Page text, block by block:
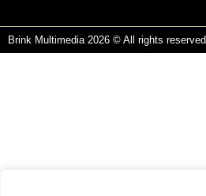
Brink Multimedia 2026 © All rights reserved